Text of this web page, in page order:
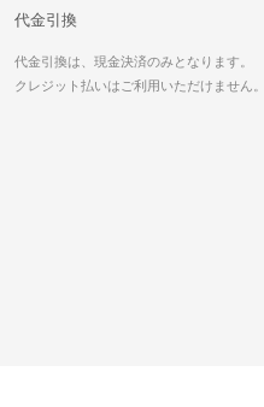
代金引換
代金引換は、現金決済のみとなります。
クレジット払いはご利用いただけません。